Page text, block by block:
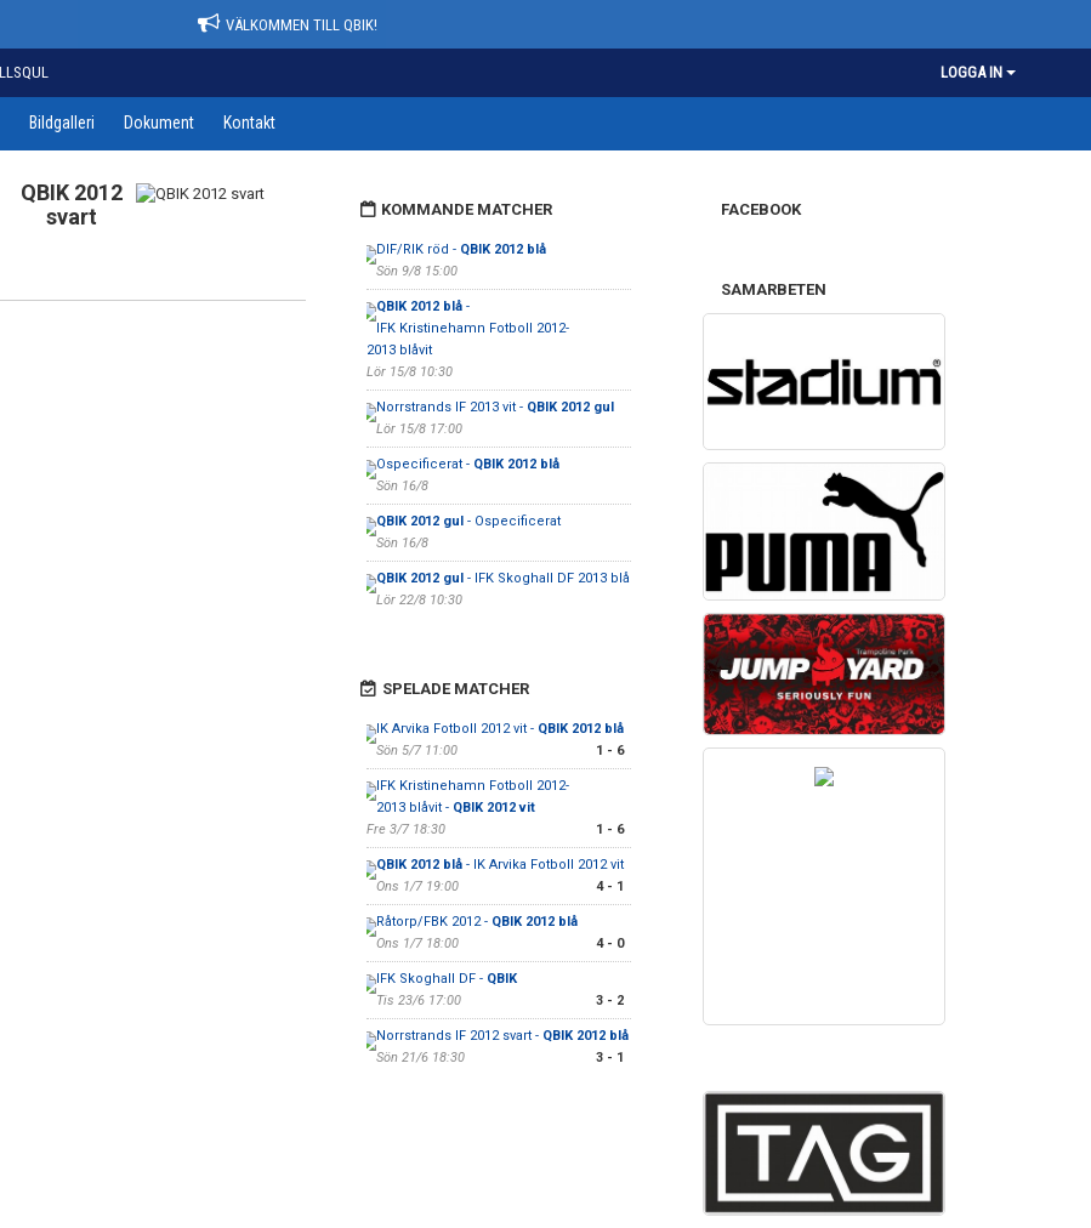
VÄLKOMMEN TILL QBIK!
LOGGA IN
Bildgalleri Dokument Kontakt
QBIK 2012
svart
KOMMANDE MATCHER
DIF/RIK röd - QBIK 2012 blå
Sön 9/8 15:00
QBIK 2012 blå-
IFK Kristinehamn Fotboll 2012-
2013 blåvit
Lör 15/8 10:30
Norrstrands IF 2013 vit - QBIK 2012 gul
Lör 15/8 17:00
Ospecificerat - QBIK 2012 blå
Sön 16/8
QBIK 2012 gul- Ospecificerat
Sön 16/8
QBIK 2012 gul- IFK Skoghall DF 2013 blå
Lör 22/8 10:30
SPELADE MATCHER
IK Arvika Fotboll 2012 vit - QBIK 2012 blå
Sön 5/7 11:00
1 - 6
IFK Kristinehamn Fotboll 2012-
2013 blåvit - QBIK 2012 vit
Fre 3/7 18:30
1 - 6
QBIK 2012 blå- IK Arvika Fotboll 2012 vit
Ons 1/7 19:00
4 - 1
Råtorp/FBK 2012 - QBIK 2012 blå
Ons 1/7 18:00
4 - 0
IFK Skoghall DF - QBIK
Tis 23/6 17:00
3 - 2
Norrstrands IF 2012 svart - QBIK 2012 blå
Sön 21/6 18:30
3 - 1
FACEBOOK
SAMARBETEN